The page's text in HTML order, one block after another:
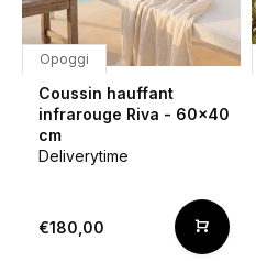
Opoggi
Coussin hauffant
infrarouge Riva - 60x40
cm
Deliverytime
€180,00